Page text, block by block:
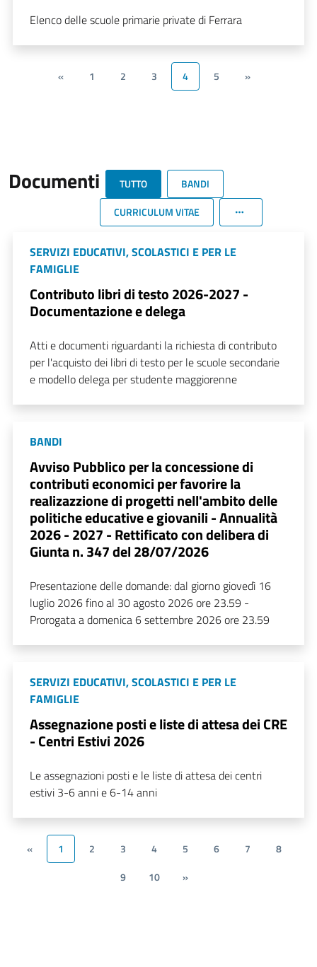
Elenco delle scuole primarie private di Ferrara
« 1 2 3 4 5 »
Documenti TUTTO
BANDI
CURRICULUM VITAE
SERVIZI EDUCATIVI, SCOLASTICI E PER LE
FAMIGLIE
Contributo libri di testo 2026-2027 -
Documentazione e delega
Atti e documenti riguardanti la richiesta di contributo
per l'acquisto dei libri di testo per le scuole secondarie
e modello delega per studente maggiorenne
BANDI
Avviso Pubblico per la concessione di
contributi economici per favorire la
realizazzione di progetti nell'ambito delle
politiche educative e giovanili - Annualità
2026 - 2027 - Rettificato con delibera di
Giunta n. 347 del 28/07/2026
Presentazione delle domande: dal giorno giovedì 16
luglio 2026 fino al 30 agosto 2026 ore 23.59 -
Prorogata a domenica 6 settembre 2026 ore 23.59
SERVIZI EDUCATIVI, SCOLASTICI E PER LE
FAMIGLIE
Assegnazione posti e liste di attesa dei CRE
- Centri Estivi 2026
Le assegnazioni posti e le liste di attesa dei centri
estivi 3-6 anni e 6-14 anni
« 1 2 3 4 5 6 7
8
9
10 »